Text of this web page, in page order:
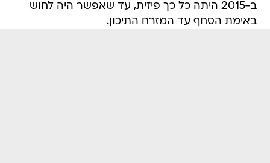
ב-2015 היתה כל כך פיזית, עד שאפשר היה לחוש
באימת הסחף עד המזרח התיכון.